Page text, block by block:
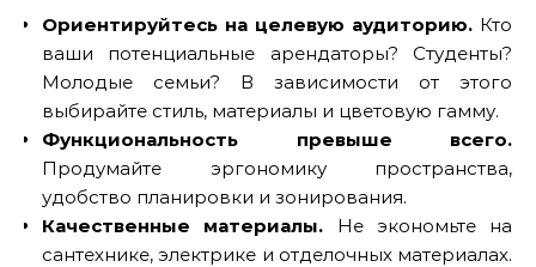
Ориентируйтесь на целевую аудиторию. Кто
ваши потенциальные арендаторы? Студенты?
Молодые семьи? В зависимости от этого
выбирайте стиль, материалы и цветовую гамму.
Функциональность превыше всего.
Продумайте эргономику пространства,
удобство планировки и зонирования.
Качественные материалы. Не экономьте на
сантехнике, электрике и отделочных материалах.